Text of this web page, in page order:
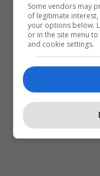
Truri Femrat
Some vendors may
of legitimate
your options below.
or in the site menu
and cookie settings.